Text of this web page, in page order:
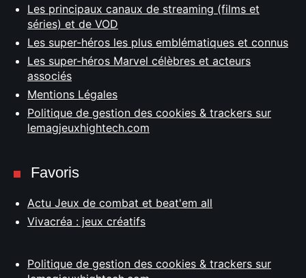
Les principaux canaux de streaming (films et
séries) et de VOD
Les super-héros les plus emblématiques et connus
Les super-héros Marvel célèbres et acteurs
associés
Mentions Légales
Politique de gestion des cookies & trackers sur
lemagjeuxhightech.com
Favoris
Actu Jeux de combat et beat'em all
Vivacréa : jeux créatifs
Politique de gestion des cookies & trackers sur